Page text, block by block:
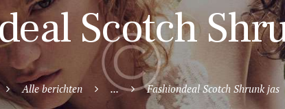
Scotch
Alle berichten ... Fashiondeal Scotch Shrunk jas